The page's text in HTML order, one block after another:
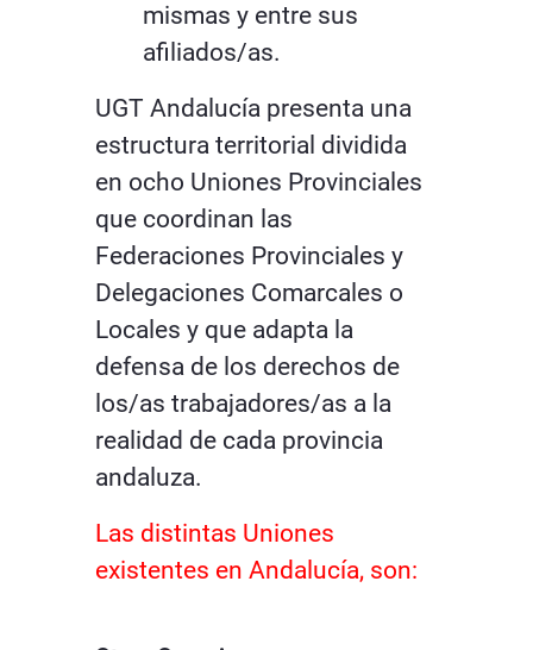
mismas y entre sus
afiliados/as.
UGT Andalucía presenta una
estructura territorial dividida
en ocho Uniones Provinciales
que coordinan las
Federaciones Provinciales y
Delegaciones Comarcales o
Locales y que adapta la
defensa de los derechos de
los/as trabajadores/as a la
realidad de cada provincia
andaluza.
Las distintas Uniones
existentes en Andalucía, son: